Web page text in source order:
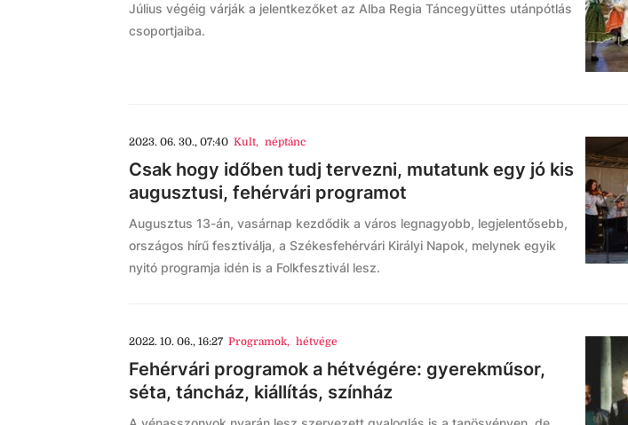
Július végéig várják a jelentkezőket az Alba Regia Táncegyüttes utánpótlás
csoportjaiba.
2023. 06. 30., 07:40 Kult, néptánc
Csak hogy időben tudj tervezni, mutatunk egy jó kis
augusztusi, fehérvári programot
Augusztus 13-án, vasárnap kezdődik a város legnagyobb, legjelentősebb,
országos hírű fesztiválja, a Székesfehérvári Királyi Napok, melynek egyik
nyitó programja idén is a Folkfesztivál lesz.
2022. 10. 06., 16:27 Programok, hétvége
Fehérvári programok a hétvégére: gyerekműsor,
séta, táncház, kiállítás, színház